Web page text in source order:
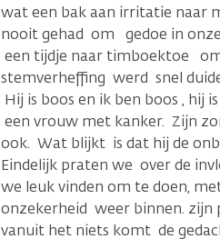
wat een bak aan irritatie naar
nooit gehad om gedoe in
een tijdje naar timboektoe
stemverheffing werd snel
Hij is boos en ik ben boos , hij
een vrouw met kanker. Zijn
ook. Wat blijkt is dat hij de
Eindelijk praten we over de
we leuk vinden om te doen,
onzekerheid weer binnen. zijn
vanuit het niets komt de